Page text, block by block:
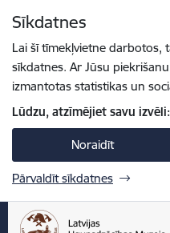
Sīkdatnes
Lai šī tīmekļvietne darbotos,
sīkdatnes. Ar Jūsu
izmantotas statistikas un
Lūdzu, atzīmējiet savu izvēli:
Noraidīt
Pārvaldīt sīkdatnes